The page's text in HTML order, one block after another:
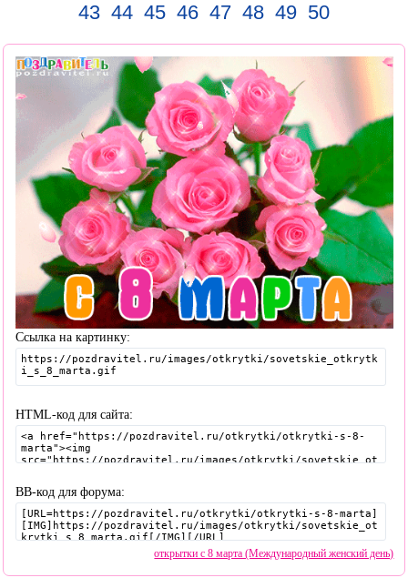
43 44 45 46 47 48 49 50
Ссылка на картинку:
HTML-код для сайта:
BB-код для форума:
открытки с 8 марта (Международный женский день)